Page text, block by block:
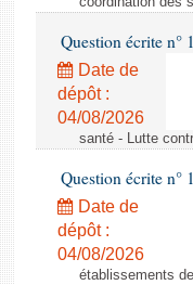
Question écrite n°
Date de
dépôt :
04/08/2026
santé - Lutte
Question écrite n°
Date de
dépôt :
04/08/2026
établissements